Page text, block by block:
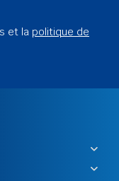
et la politique de